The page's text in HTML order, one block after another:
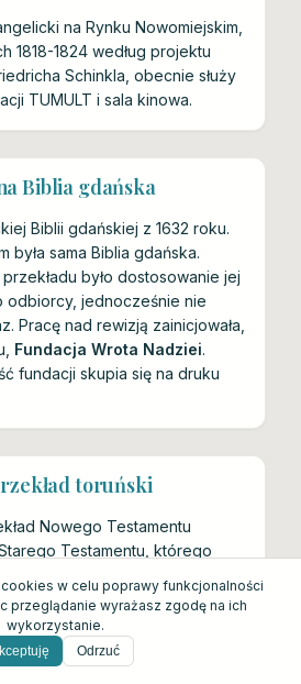
w celu poprawy funkcjonalności
przeglądanie wyrażasz zgodę na ich
wykorzystanie.
Odrzuć
na Rynku Nowomiejskim,
1818-1824 według projektu
Schinkla, obecnie służy
TUMULT i sala kinowa.
Biblia gdańska
Biblii gdańskiej z 1632 roku.
była sama Biblia gdańska.
było dostosowanie jej
odbiorcy, jednocześnie nie
Pracę nad rewizją zainicjowała,
Fundacja Wrota Nadziei.
fundacji skupia się na druku
toruński
Nowego Testamentu
Testamentu, którego
przekładu jest
Chrześcijaństwo
wchodzili: Michał
Waldemar Kułakowski